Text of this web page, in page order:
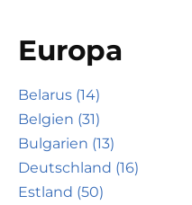
Europa
Belarus (14)
Belgien (31)
Bulgarien (13)
Deutschland (16)
Estland (50)